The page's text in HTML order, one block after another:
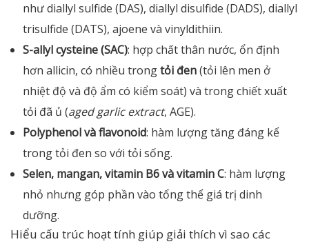
như diallyl sulfide (DAS), diallyl disulfide (DADS), diallyl
trisulfide (DATS), ajoene và vinyldithiin.
S-allyl cysteine (SAC): hợp chất thân nước, ổn định
hơn allicin, có nhiều trongtỏi đen(tỏi lên men ở
nhiệt độ và độ ẩm có kiểm soát) và trong chiết xuất
tỏi đã ủ (aged garlic extract, AGE).
Polyphenol và flavonoid: hàm lượng tăng đáng kể
trong tỏi đen so với tỏi sống.
Selen, mangan, vitamin B6 và vitamin C: hàm lượng
nhỏ nhưng góp phần vào tổng thể giá trị dinh
dưỡng.
Hiểu cấu trúc hoạt tính giúp giải thích vì sao các